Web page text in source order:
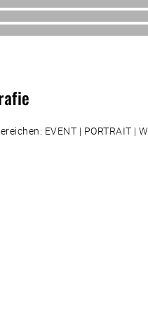
EVENT | PORTRAIT |